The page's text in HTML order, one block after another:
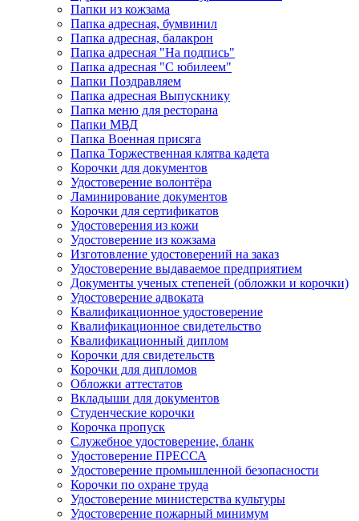
Папки из кожзама
Папка адресная, бумвинил
Папка адресная, балакрон
Папка адресная "На подпись"
Папка адресная "C юбилеем"
Папки Поздравляем
Папка адресная Выпускнику
Папка меню для ресторана
Папки МВД
Папка Военная присяга
Папка Торжественная клятва кадета
Корочки для документов
Удостоверение волонтёра
Ламинирование документов
Корочки для сертификатов
Удостоверения из кожи
Удостоверение из кожзама
Изготовление удостоверений на заказ
Удостоверение выдаваемое предприятием
Документы ученых степеней (обложки и корочки)
Удостоверение адвоката
Квалификационное удостоверение
Квалификационное свидетельство
Квалификационный диплом
Корочки для свидетельств
Корочки для дипломов
Обложки аттестатов
Вкладыши для документов
Студенческие корочки
Корочка пропуск
Служебное удостоверение, бланк
Удостоверение ПРЕССА
Удостоверение промышленной безопасности
Корочки по охране труда
Удостоверение министерства культуры
Удостоверение пожарный минимум